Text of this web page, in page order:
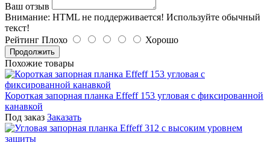
Ваш отзыв
Внимание: HTML не поддерживается! Используйте обычный
текст!
Рейтинг Плохо Хорошо
Продолжить
Похожие товары
Короткая запорная планка Effeff 153 угловая с фиксированной
канавкой
Под заказ Заказать